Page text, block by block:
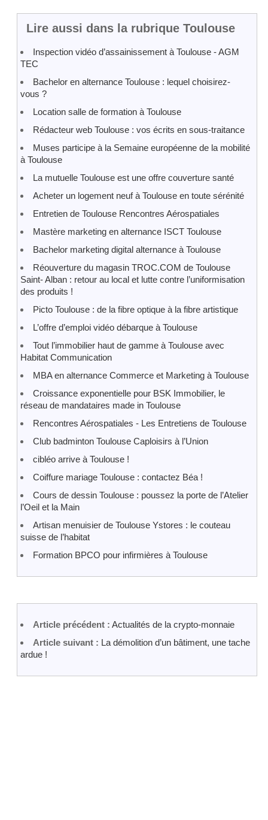
Lire aussi dans la rubrique Toulouse
Inspection vidéo d’assainissement à Toulouse - AGM
TEC
Bachelor en alternance Toulouse : lequel choisirez-
vous ?
Location salle de formation à Toulouse
Rédacteur web Toulouse : vos écrits en sous-traitance
Muses participe à la Semaine européenne de la mobilité
à Toulouse
La mutuelle Toulouse est une offre couverture santé
Acheter un logement neuf à Toulouse en toute sérénité
Entretien de Toulouse Rencontres Aérospatiales
Mastère marketing en alternance ISCT Toulouse
Bachelor marketing digital alternance à Toulouse
Réouverture du magasin TROC.COM de Toulouse
Saint- Alban : retour au local et lutte contre l’uniformisation
des produits !
Picto Toulouse : de la fibre optique à la fibre artistique
L’offre d’emploi vidéo débarque à Toulouse
Tout l’immobilier haut de gamme à Toulouse avec
Habitat Communication
MBA en alternance Commerce et Marketing à Toulouse
Croissance exponentielle pour BSK Immobilier, le
réseau de mandataires made in Toulouse
Rencontres Aérospatiales - Les Entretiens de Toulouse
Club badminton Toulouse Caploisirs à l’Union
cibléo arrive à Toulouse !
Coiffure mariage Toulouse : contactez Béa !
Cours de dessin Toulouse : poussez la porte de l’Atelier
l’Oeil et la Main
Artisan menuisier de Toulouse Ystores : le couteau
suisse de l’habitat
Formation BPCO pour infirmières à Toulouse
Article précédent : Actualités de la crypto-monnaie
Article suivant : La démolition d’un bâtiment, une tache
ardue !